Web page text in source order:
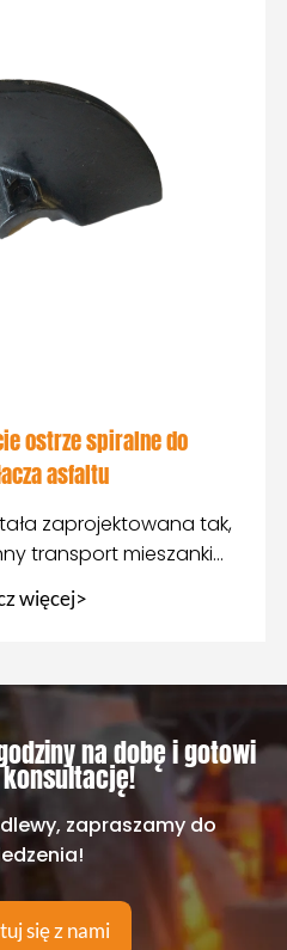
ostrze spiralne do
asfaltu
zaprojektowana tak,
transport mieszanki
więcej>
na dobę i gotowi
zapraszamy do
się z nami